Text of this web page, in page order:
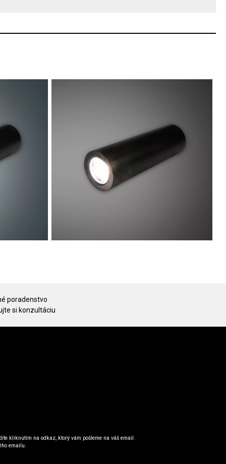
poradenstvo
si konzultáciu
kliknutím na odkaz, ktorý vám pošleme na váš email.
emailu.